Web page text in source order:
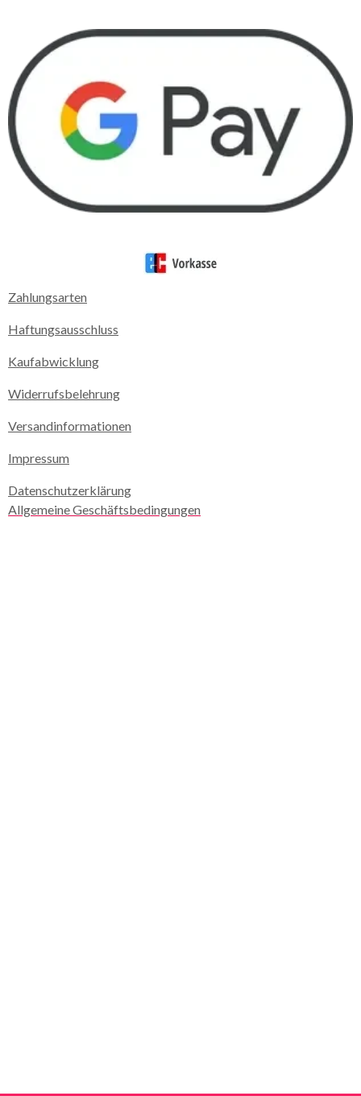
Zahlungsarten
Haftungsausschluss
Kaufabwicklung
Widerrufsbelehrung
Versandinformationen
Impressum
Datenschutzerklärung
Allgemeine Geschäftsbedingungen